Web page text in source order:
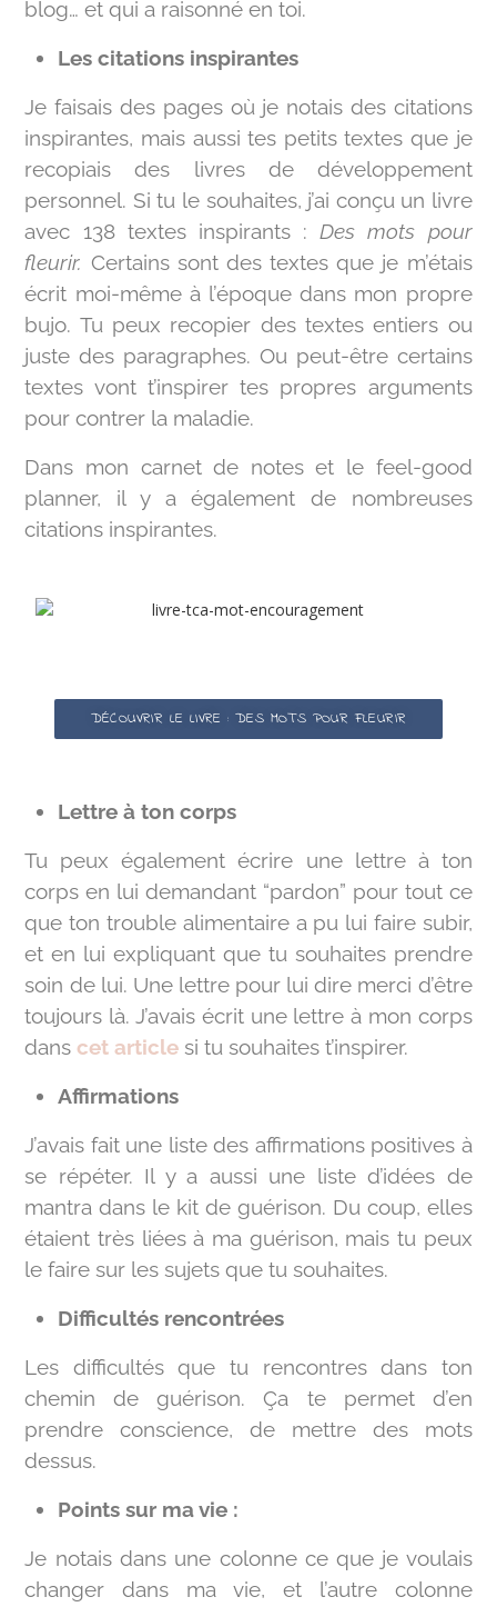
blog… et qui a raisonné en toi.
Les citations inspirantes
Je faisais des pages où je notais des citations
inspirantes, mais aussi tes petits textes que je
recopiais des livres de développement
personnel. Si tu le souhaites, j’ai conçu un livre
avec 138 textes inspirants :Des mots pour
fleurir. Certains sont des textes que je m’étais
écrit moi-même à l’époque dans mon propre
bujo. Tu peux recopier des textes entiers ou
juste des paragraphes. Ou peut-être certains
textes vont t’inspirer tes propres arguments
pour contrer la maladie.
Dans mon carnet de notes et le feel-good
planner, il y a également de nombreuses
citations inspirantes.
DÉCOUVRIR LE LIVRE : DES MOTS POUR FLEURIR
Lettre à ton corps
Tu peux également écrire une lettre à ton
corps en lui demandant “pardon” pour tout ce
que ton trouble alimentaire a pu lui faire subir,
et en lui expliquant que tu souhaites prendre
soin de lui. Une lettre pour lui dire merci d’être
toujours là. J’avais écrit une lettre à mon corps
danscet article si tu souhaites t’inspirer.
Affirmations
J’avais fait une liste des affirmations positives à
se répéter. Il y a aussi une liste d’idées de
mantra dans le kit de guérison. Du coup, elles
étaient très liées à ma guérison, mais tu peux
le faire sur les sujets que tu souhaites.
Difficultés rencontrées
Les difficultés que tu rencontres dans ton
chemin de guérison. Ça te permet d’en
prendre conscience, de mettre des mots
dessus.
Points sur ma vie :
Je notais dans une colonne ce que je voulais
changer dans ma vie, et l’autre colonne